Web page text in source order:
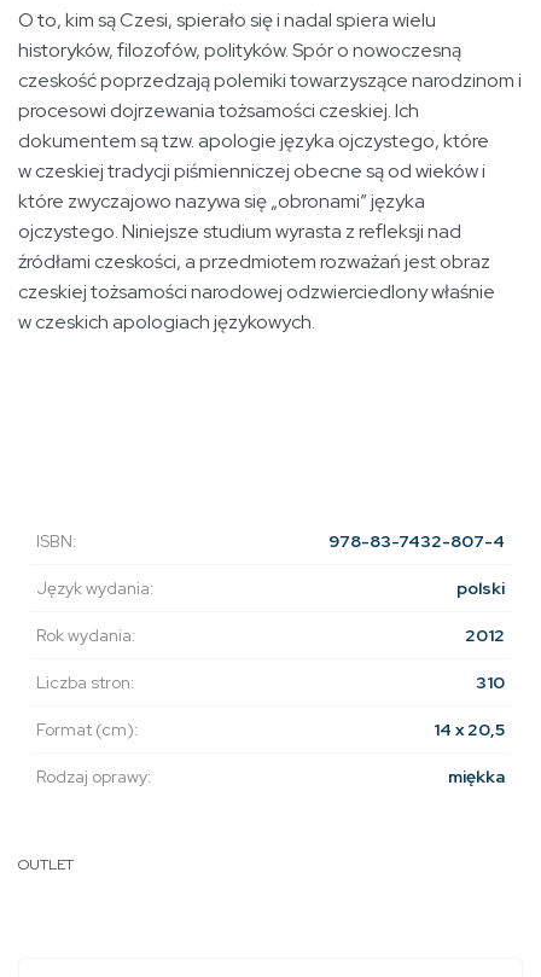
O to, kim są Czesi, spierało się i nadal spiera wielu
historyków, filozofów, polityków. Spór o nowoczesną
czeskość poprzedzają polemiki towarzyszące narodzinom i
procesowi dojrzewania tożsamości czeskiej. Ich
dokumentem są tzw. apologie języka ojczystego, które
w czeskiej tradycji piśmienniczej obecne są od wieków i
które zwyczajowo nazywa się „obronami” języka
ojczystego. Niniejsze studium wyrasta z refleksji nad
źródłami czeskości, a przedmiotem rozważań jest obraz
czeskiej tożsamości narodowej odzwierciedlony właśnie
w czeskich apologiach językowych.
ISBN: 978-83-7432-807-4
Język wydania: polski
Rok wydania: 2012
Liczba stron: 310
Format (cm): 14 x 20,5
Rodzaj oprawy: miękka
OUTLET